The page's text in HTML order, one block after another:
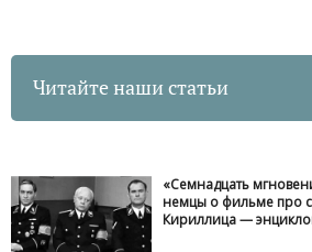
Читайте наши статьи
«Семнадцать
немцы о фильме про
Кириллица —